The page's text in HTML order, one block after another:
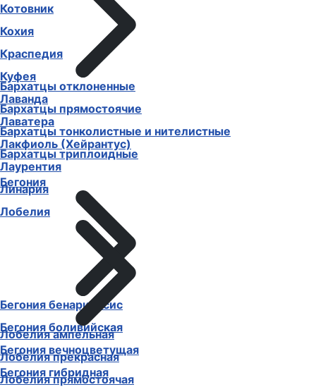
Бархатцы отклоненные
Бархатцы прямостоячие
Бархатцы тонколистные и нителистные
Бархатцы триплоидные
Бегония
Бегония бенариенсис
Бегония боливийская
Бегония вечноцветущая
Бегония гибридная
Котовник
Кохия
Краспедия
Куфея
Лаванда
Лаватера
Лакфиоль (Хейрантус)
Лаурентия
Линария
Лобелия
Лобелия ампельная
Лобелия прекрасная
Лобелия прямостоячая